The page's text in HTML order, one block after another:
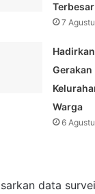
7
Gerakan
Warga
6
data